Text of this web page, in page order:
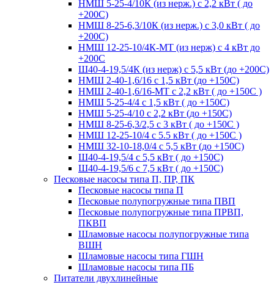
НМШ 5-25-4/10К (из нерж.) с 2,2 кВт ( до
+200С)
НМШ 8-25-6,3/10К (из нерж.) с 3,0 кВт ( до
+200С)
НМШ 12-25-10/4К-МТ (из нерж) с 4 кВт до
+200С
Ш40-4-19,5/4К (из нерж) с 5,5 кВт (до +200С)
НМШ 2-40-1,6/16 с 1,5 кВт (до +150С)
НМШ 2-40-1,6/16-МТ с 2,2 кВт ( до +150С )
НМШ 5-25-4/4 с 1,5 кВт ( до +150С)
НМШ 5-25-4/10 с 2,2 кВт (до +150С)
НМШ 8-25-6,3/2,5 с 3 кВт ( до +150С )
НМШ 12-25-10/4 с 5.5 кВт ( до +150С )
НМШ 32-10-18,0/4 с 5,5 кВт (до +150С)
Ш40-4-19,5/4 с 5,5 кВт ( до +150С)
Ш40-4-19,5/6 с 7,5 кВт ( до +150С)
Песковые насосы типа П, ПР, ПК
Песковые насосы типа П
Песковые полупогружные типа ПВП
Песковые полупогружные типа ПРВП,
ПКВП
Шламовые насосы полупогружные типа
ВШН
Шламовые насосы типа ГШН
Шламовые насосы типа ПБ
Питатели двухлинейные